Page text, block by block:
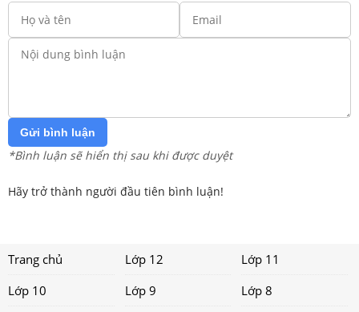
Gửi bình luận
*Bình luận sẽ hiển thị sau khi được duyệt
Hãy trở thành người đầu tiên bình luận!
Trang chủ Lớp 12
Lớp 11
Lớp 10
Lớp 9
Lớp 8